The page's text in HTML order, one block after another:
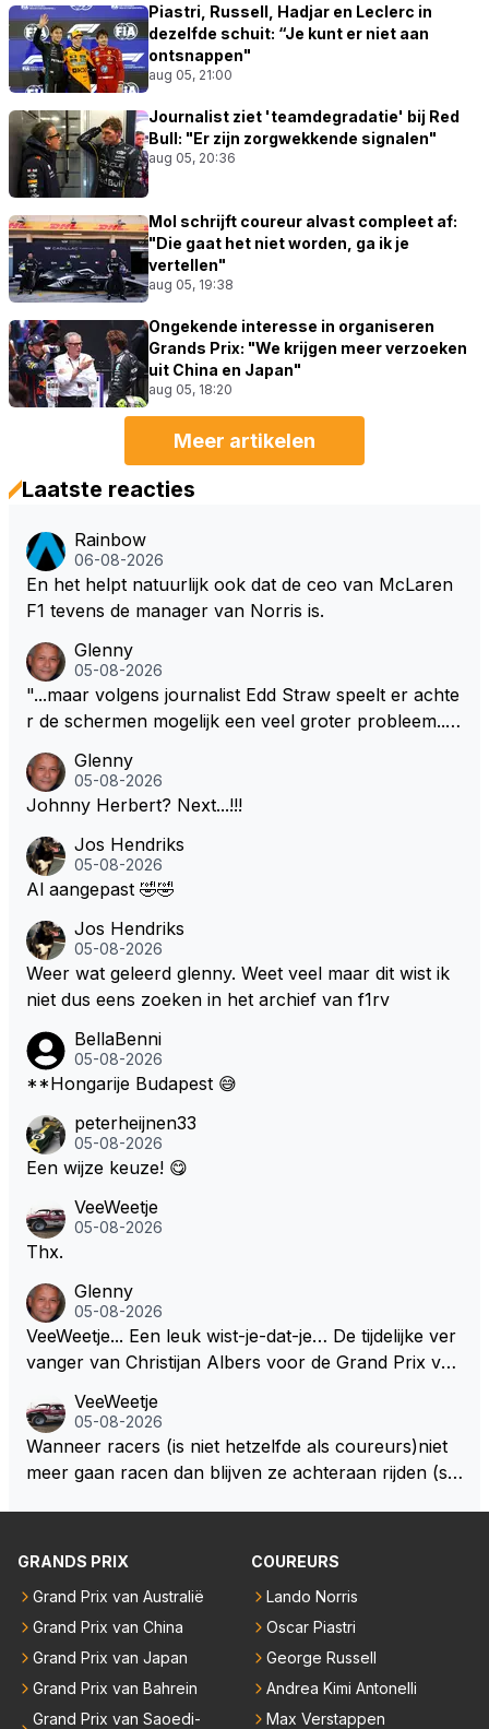
Piastri, Russell, Hadjar en Leclerc in
dezelfde schuit: “Je kunt er niet aan
ontsnappen"
aug 05, 21:00
Journalist ziet 'teamdegradatie' bij Red
Bull: "Er zijn zorgwekkende signalen"
aug 05, 20:36
Mol schrijft coureur alvast compleet af:
"Die gaat het niet worden, ga ik je
vertellen"
aug 05, 19:38
Ongekende interesse in organiseren
Grands Prix: "We krijgen meer verzoeken
uit China en Japan"
aug 05, 18:20
Meer artikelen
Laatste reacties
Rainbow
06-08-2026
En het helpt natuurlijk ook dat de ceo van McLaren
F1 tevens de manager van Norris is.
Glenny
05-08-2026
"...maar volgens journalist Edd Straw speelt er achte
r de schermen mogelijk een veel groter probleem..."
Glenny
05-08-2026
Johnny Herbert? Next...!!!
Jos Hendriks
05-08-2026
Al aangepast 🤣🤣
Jos Hendriks
05-08-2026
Weer wat geleerd glenny. Weet veel maar dit wist ik
niet dus eens zoeken in het archief van f1rv
BellaBenni
05-08-2026
**Hongarije Budapest 😅
peterheijnen33
05-08-2026
Een wijze keuze! 😋
VeeWeetje
05-08-2026
Thx.
Glenny
05-08-2026
VeeWeetje... Een leuk wist-je-dat-je… De tijdelijke ver
vanger van Christijan Albers voor de Grand Prix van
rkus Winkelhock. Vanaf de race daarna werd het st
oeltje definitief overgenomen door Sakon Yamamot
o. Na 2 rondes gokte Markus Winkelhock goed (hij k
Dat was ook de enige keer dat een Spyker ooit aan
en had, werd hij helaas aan alle kanten door iederee
n achterhaald. Hij moest later opgeven vanwege een
technisch mankement. Het was ook de enige keer d
at Markus Winkelhock een officiële Formule 1 race r
VeeWeetje
05-08-2026
Wanneer racers (is niet hetzelfde als coureurs)niet
meer gaan racen dan blijven ze achteraan rijden (so
GRANDS PRIX
Grand Prix van Australië
Grand Prix van China
Grand Prix van Japan
Grand Prix van Bahrein
Grand Prix van Saoedi-
COUREURS
Lando Norris
Oscar Piastri
George Russell
Andrea Kimi Antonelli
Max Verstappen